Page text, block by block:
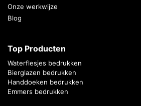
Onze werkwijze
Blog
Top Producten
Waterflesjes bedrukken
Bierglazen bedrukken
Handdoeken bedrukken
Emmers bedrukken